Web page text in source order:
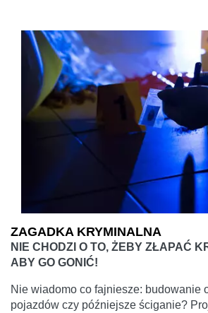
ZAGADKA KRYMINALNA
NIE CHODZI O TO, ŻEBY ZŁAPAĆ
ABY GO GONIĆ!
Nie wiadomo co fajniesze: budowanie
pojazdów czy późniejsze ściganie?